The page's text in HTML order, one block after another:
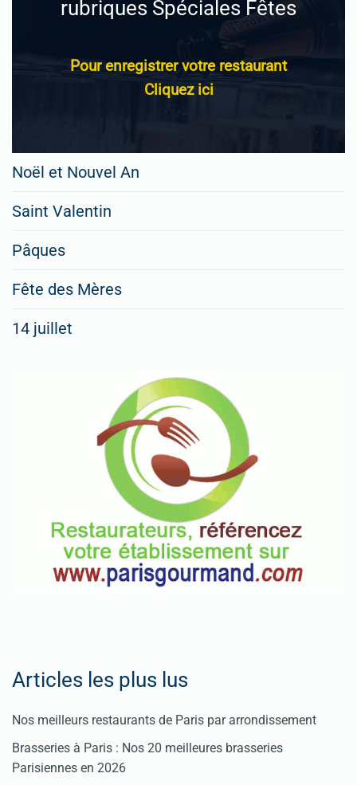
rubriques Spéciales Fêtes
Pour enregistrer votre restaurant
Cliquez ici
Noël et Nouvel An
Saint Valentin
Pâques
Fête des Mères
14 juillet
Articles les plus lus
Nos meilleurs restaurants de Paris par arrondissement
Brasseries à Paris : Nos 20 meilleures brasseries
Parisiennes en 2026